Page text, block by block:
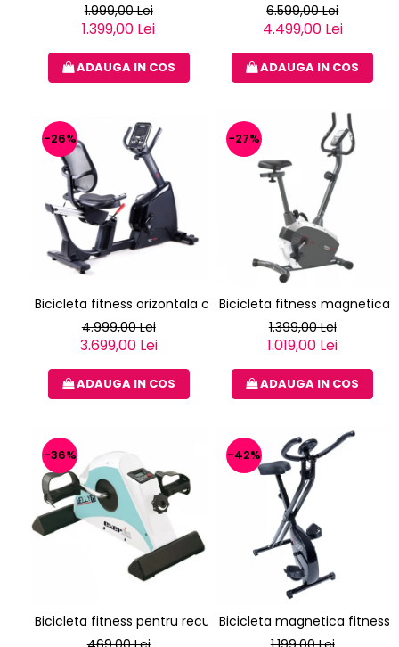
1.999,00 Lei
1.399,00 Lei
ADAUGA IN COS
6.599,00 Lei
4.499,00 Lei
ADAUGA IN COS
-26%
Bicicleta fitness orizontala cu spatar TOORX BRX R 300
4.999,00 Lei
3.699,00 Lei
ADAUGA IN COS
-27%
Bicicleta fitness magnetica
1.399,00 Lei
1.019,00 Lei
ADAUGA IN COS
-36%
Bicicleta fitness pentru recuperare EVERFIT WELLY M
-42%
Bicicleta magnetica fitness